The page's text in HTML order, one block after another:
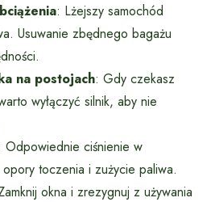
: Lżejszy samochód
Usuwanie zbędnego bagażu
na postojach: Gdy czekasz
wyłączyć silnik, aby nie
Odpowiednie ciśnienie w
toczenia i zużycie paliwa.
okna i zrezygnuj z używania